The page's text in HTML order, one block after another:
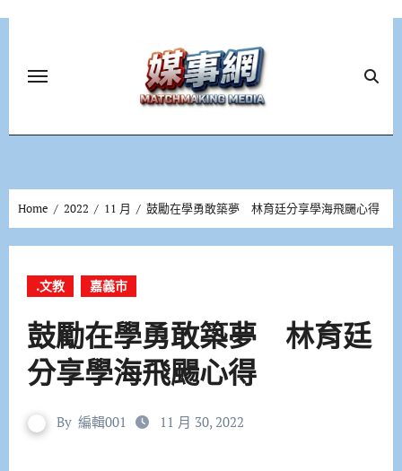
Home 2022 11 月 鼓勵在學勇敢築夢 林育廷分享學海飛颺心得
.文教 嘉義市
鼓勵在學勇敢築夢 林育廷
分享學海飛颺心得
By 編輯001 11 月 30, 2022